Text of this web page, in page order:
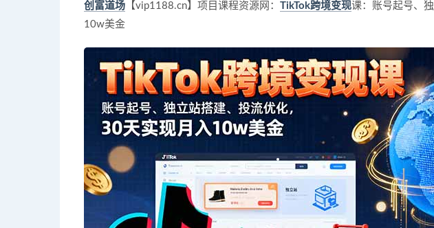
创富道场 【vip1188.cn】项目课程资源网： TikTok跨境变现课：账号起号、
10w美金